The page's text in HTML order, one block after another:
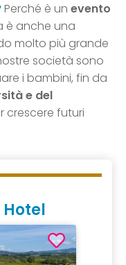
Perché è un evento
è anche una
molto più grande
società sono
i bambini, fin da
e del
crescere futuri